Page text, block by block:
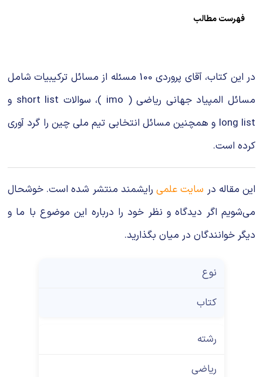
فهرست مطالب
در این کتاب، آقای پروردی 100 مسئله از مسائل ترکیبیات شامل
مسائل المپیاد جهانی ریاضی ( imo )، سوالات short list و
long list و همچنین مسائل انتخابی تیم ملی چین را گرد آوری
کرده است.
این مقاله در سایت علمیرایشمند منتشر شده است. خوشحال
می‌شویم اگر دیدگاه و نظر خود را درباره این موضوع با ما و
دیگر خوانندگان در میان بگذارید.
نوع
کتاب
رشته
ریاضی
شیمی عمومی
شیمی سبز